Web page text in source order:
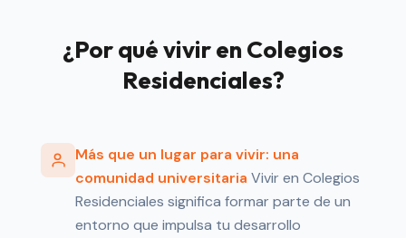
¿Por qué vivir en Colegios
Residenciales?
Más que un lugar para vivir: una
comunidad universitaria Vivir en Colegios
Residenciales significa formar parte de un
entorno que impulsa tu desarrollo